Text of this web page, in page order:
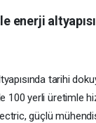
enerji
altyapısında tarihi
yerli üretimle
güçlü